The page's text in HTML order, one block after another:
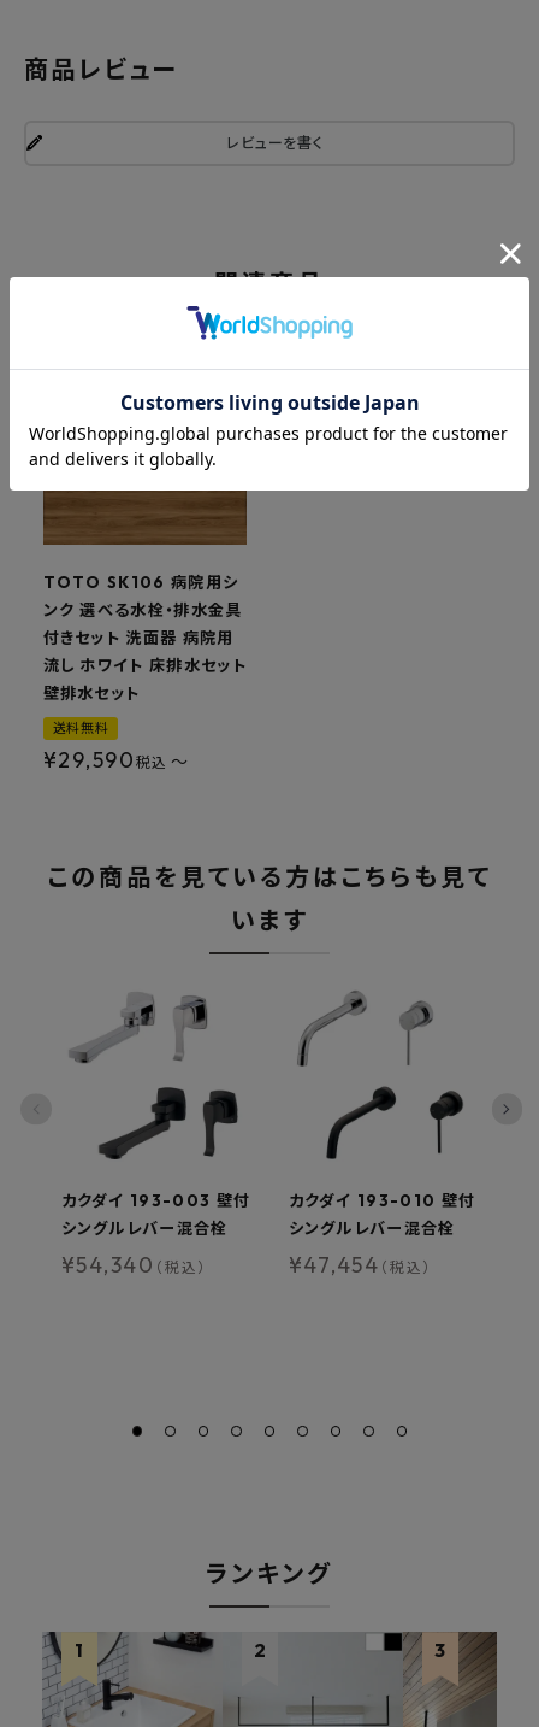
商品レビュー
レビューを書く
関連商品
TOTO SK106 病院用シ
ンク 選べる水栓・排水金具
付きセット 洗面器 病院用
流し ホワイト 床排水セット
壁排水セット
送料無料
¥29,590税込 〜
この商品を見ている方はこちらも見て
います
カクダイ 193-003 壁付
シングルレバー混合栓
¥54,340 （税込）
カクダイ 193-010 壁付
シングルレバー混合栓
¥47,454 （税込）
ランキング